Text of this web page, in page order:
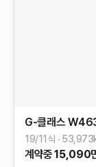
G-클래스
19/11식 53,973
계약중15,090